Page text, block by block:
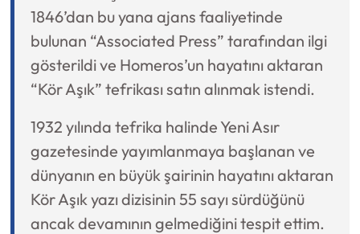
1846’dan bu yana ajans faaliyetinde
bulunan “Associated Press” tarafından ilgi
gösterildi ve Homeros’un hayatını aktaran
“Kör Aşık” tefrikası satın alınmak istendi.
1932 yılında tefrika halinde Yeni Asır
gazetesinde yayımlanmaya başlanan ve
dünyanın en büyük şairinin hayatını aktaran
Kör Aşık yazı dizisinin 55 sayı sürdüğünü
ancak devamının gelmediğini tespit ettim.